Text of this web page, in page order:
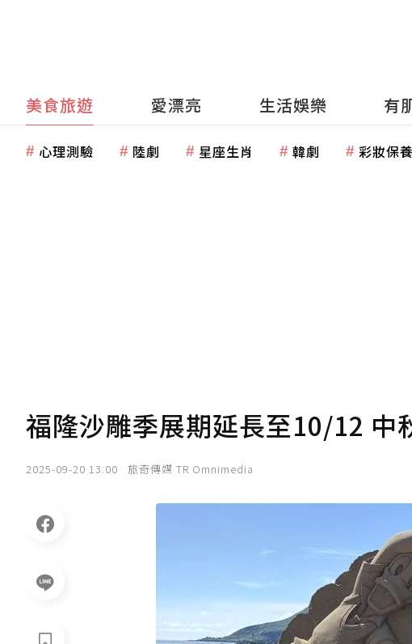
美食旅遊 愛漂亮 生活娛樂 有
心理測驗 陸劇 星座生肖 韓劇 彩妝保養
福隆沙雕季展期延長至10/12 中
2025-09-20 13:00 旅奇傳媒 TR Omnimedia